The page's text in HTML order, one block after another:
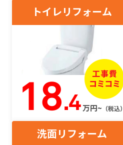
トイレリフォーム
18.4万円~ （税込）
洗面リフォーム